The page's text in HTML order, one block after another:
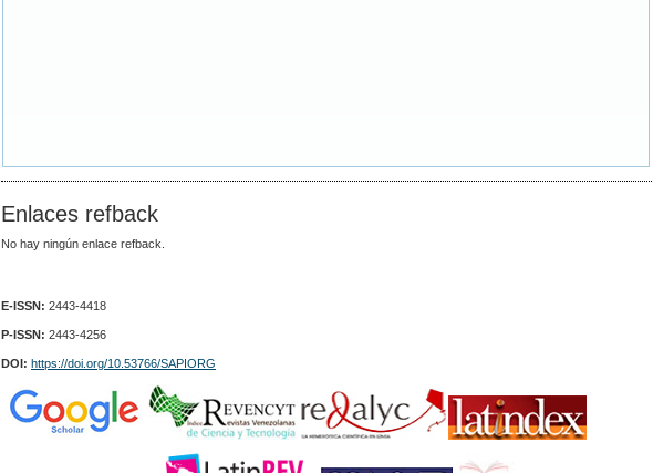
Enlaces refback
No hay ningún enlace refback.
E-ISSN: 2443-4418
P-ISSN: 2443-4256
DOI: https://doi.org/10.53766/SAPIORG